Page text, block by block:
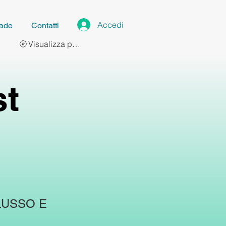
Contatti
Accedi
Visualizza punti
E